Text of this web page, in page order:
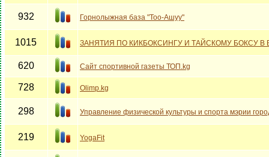
932 Горнолыжная база "Тоо-Ашуу"
1015 ЗАНЯТИЯ ПО КИКБОКСИНГУ И ТАЙСКОМУ БОКСУ В
620 Сайт спортивной газеты ТОП.kg
728 Olimp.kg
298 Управление физической культуры и спорта мэрии
219 YogaFit